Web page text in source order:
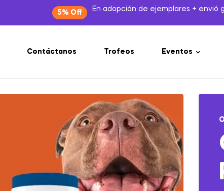
5% Off En adopción de ejemplares + envió
Contáctanos Trofeos Eventos